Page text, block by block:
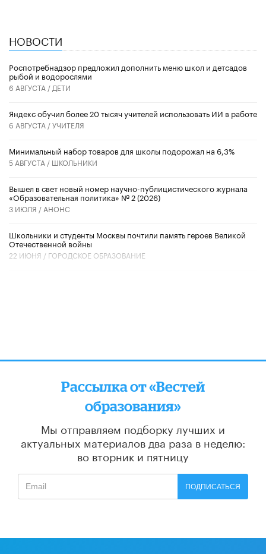
НОВОСТИ
Роспотребнадзор предложил дополнить меню школ и детсадов
рыбой и водорослями
6 АВГУСТА / ДЕТИ
​Яндекс обучил более 20 тысяч учителей использовать ИИ в работе
6 АВГУСТА /УЧИТЕЛЯ
Минимальный набор товаров для школы подорожал на 6,3%
5 АВГУСТА / ШКОЛЬНИКИ
Вышел в свет новый номер научно-публицистического журнала
«Образовательная политика» № 2 (2026)
3 ИЮЛЯ / АНОНС
Школьники и студенты Москвы почтили память героев Великой
Отечественной войны
22 ИЮНЯ / ГОРОДСКОЕ ОБРАЗОВАНИЕ
Рассылка от «Вестей
образования»
Мы отправляем подборку лучших и
актуальных материалов два раза в неделю:
во вторник и пятницу
ПОДПИСАТЬСЯ